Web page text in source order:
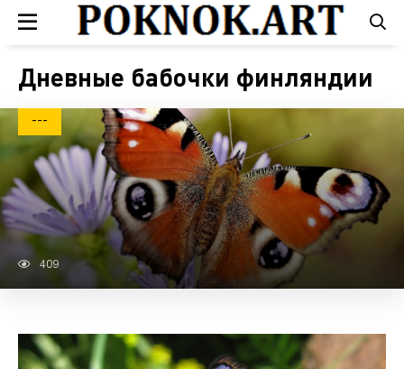
Дневные бабочки финляндии
---
409